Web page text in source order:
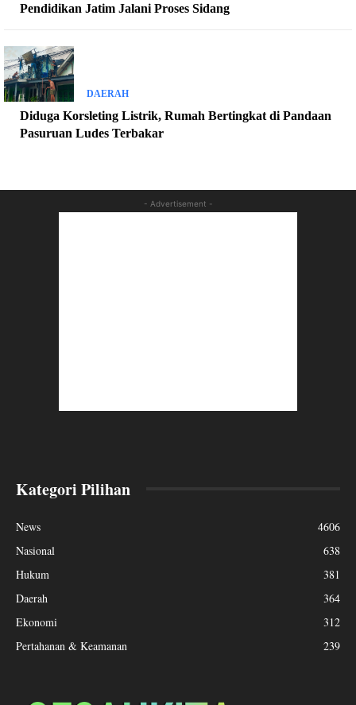
Pendidikan Jatim Jalani Proses Sidang
DAERAH
Diduga Korsleting Listrik, Rumah Bertingkat di Pandaan
Pasuruan Ludes Terbakar
- Advertisement -
Kategori Pilihan
News
4606
Nasional
638
Hukum
381
Daerah
364
Ekonomi
312
Pertahanan & Keamanan
239